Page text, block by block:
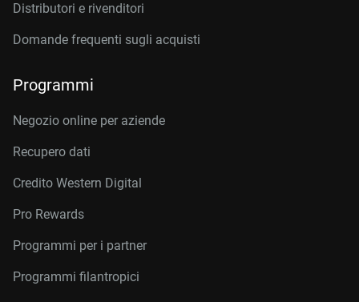
Distributori e rivenditori
Domande frequenti sugli acquisti
Programmi
Negozio online per aziende
Recupero dati
Credito Western Digital
Pro Rewards
Programmi per i partner
Programmi filantropici